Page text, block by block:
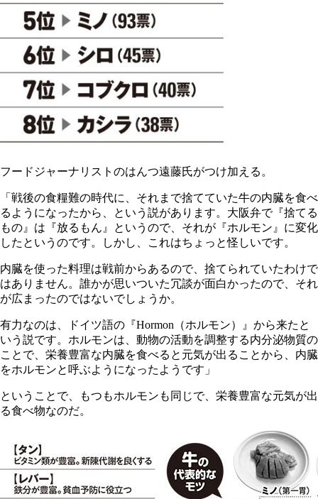
フードジャーナリストのはんつ遠藤氏がつけ加える。
「戦後の食糧難の時代に、それまで捨てていた牛の内臓を食べ
るようになったから、という説があります。大阪弁で『捨てる
もの』は『放るもん』というので、それが『ホルモン』に変化
したというのです。しかし、これはちょっと怪しいです。
内臓を使った料理は戦前からあるので、捨てられていたわけで
はありません。誰かが思いついた冗談が面白かったので、それ
が広まったのではないでしょうか。
有力なのは、ドイツ語の『Hormon（ホルモン）』から来たと
いう説です。ホルモンは、動物の活動を調整する内分泌物質の
ことで、栄養豊富な内臓を食べると元気が出ることから、内臓
をホルモンと呼ぶようになったようです」
ということで、もつもホルモンも同じで、栄養豊富な元気が出
る食べ物なのだ。